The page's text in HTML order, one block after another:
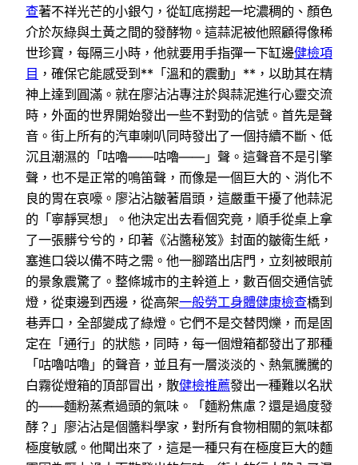
查著不祥光芒的小銀勺，從缸底撈起一坨濃稠的、顏色
介於灰綠與土黃之間的發酵物。這蒜泥被他照顧得像稀
世珍寶，每隔三小時，他就要用手指彈一下缸邊健檢項
目 ，確保它能感受到**「溫和的震動」**，以助其在精
神上達到圓滿。就在廖沾沾專注於與蒜泥進行心靈交流
時，外面的世界開始發出一些不對勁的信號。首先是聲
音。街上所有的汽車喇叭同時發出了一個持續不斷、低
沉且潮濕的「咕嚕——咕嚕——」聲。這聲音不是引擎
聲，也不是正常的鳴笛聲，而像是一個巨大的、消化不
良的胃在哀嚎。廖沾沾皺著眉頭，這嚴重干擾了他蒜泥
的「寧靜冥想」。他決定出去看個究竟，順手從桌上拿
了一張髒兮兮的，印著《沾醬秘笈》封面的皺衛生紙，
塞進口袋以備不時之需。他一腳踏出店門，立刻被眼前
的景象震驚了。整條城市的主幹道上，數百個交通信號
燈，從東邊到西邊，從高架一般勞工身體健康檢查橋到
巷弄口，全部變成了綠燈。它們不是交替閃爍，而是固
定在「通行」的狀態，同時，每一個燈箱都發出了那種
「咕嚕咕嚕」的聲音，並且有一層淡淡的、熱氣騰騰的
白霧從燈箱的頂部冒出，散健檢推薦發出一種難以名狀
的——麵粉蒸煮過頭的氣味。「麵粉焦慮？還是過度發
酵？」廖沾沾是個醬料學家，對所有食物相關的氣味都
極度敏感。他聞出來了，這是一種只有在極度巨大的麵